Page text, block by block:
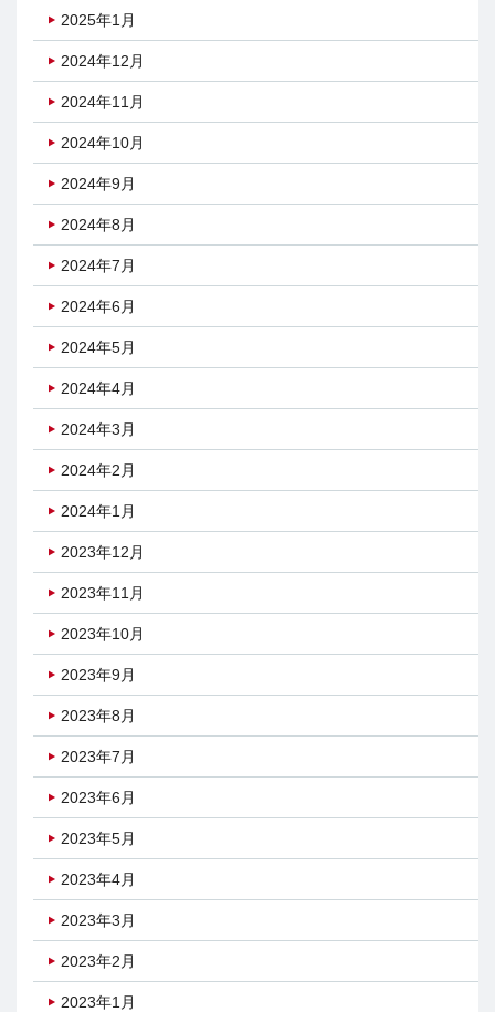
2025年1月
2024年12月
2024年11月
2024年10月
2024年9月
2024年8月
2024年7月
2024年6月
2024年5月
2024年4月
2024年3月
2024年2月
2024年1月
2023年12月
2023年11月
2023年10月
2023年9月
2023年8月
2023年7月
2023年6月
2023年5月
2023年4月
2023年3月
2023年2月
2023年1月